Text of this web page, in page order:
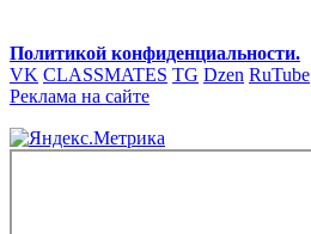
Политикой конфиденциальности.
VK CLASSMATES TG Dzen RuTube
Реклама на сайте